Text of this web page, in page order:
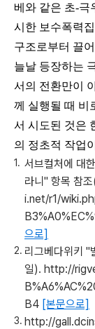
베와 같은 초-극
시한 보수폭력
구조로부터 끌
늘날 등장하는
서의 전환만이
께 실행될 때 비
서 시도된 것은
의 정초적 작업
서브컬처에 대
라니" 항목 참
i.net/r1/
으로]
리그베다위키
일). http://
B4 [본문으로]
http://